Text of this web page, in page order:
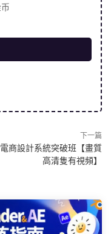
下一篇
商設計系統突破班【畫質
高清隻有視頻】